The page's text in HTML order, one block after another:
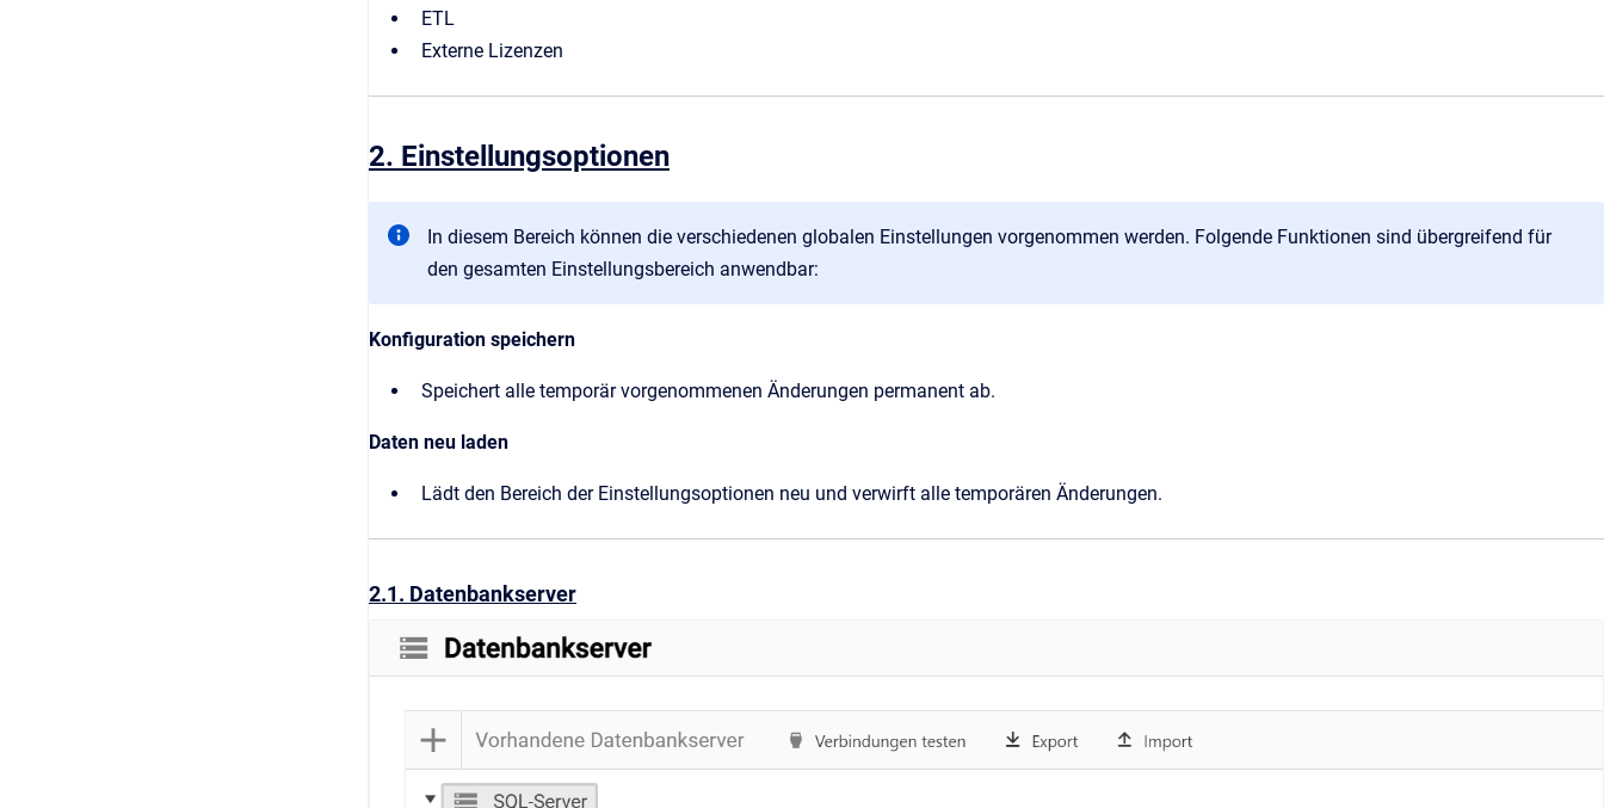
ETL
Externe Lizenzen
2. Einstellungsoptionen
In diesem Bereich können die verschiedenen globalen Einstellungen vorgenommen werden. Folgende Funktionen sind übergreifend für
den gesamten Einstellungsbereich anwendbar:
Konfiguration speichern
Speichert alle temporär vorgenommenen Änderungen permanent ab.
Daten neu laden
Lädt den Bereich der Einstellungsoptionen neu und verwirft alle temporären Änderungen.
2.1. Datenbankserver